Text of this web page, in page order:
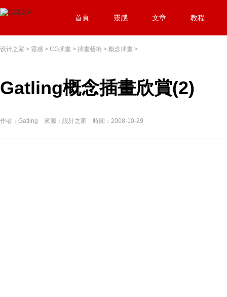
首頁 靈感 文章 教程
设计之家 > 靈感 > CG插畫 > 插畫藝術 > 概念插畫 >
Gatling概念插畫欣賞(2)
作者：Gatling 來源：設計之家 時間：2008-10-29